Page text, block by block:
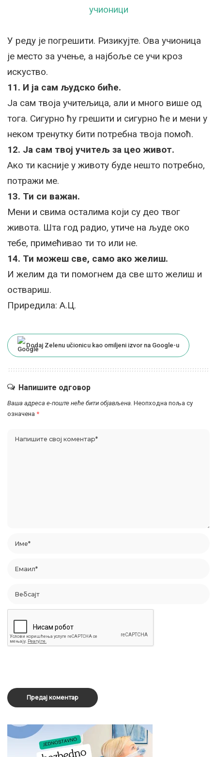
учионици
У реду је погрешити. Ризикујте. Ова учионица
је место за учење, а најбоље се учи кроз
искуство.
11. И ја сам људско биће.
Ја сам твоја учитељица, али и много више од
тога. Сигурно ћу грешити и сигурно ће и мени у
неком тренутку бити потребна твоја помоћ.
12. Ја сам твој учитељ за цео живот.
Ако ти касније у животу буде нешто потребно,
потражи ме.
13. Ти си важан.
Мени и свима осталима који су део твог
живота. Шта год радио, утиче на људе око
тебе, примећивао ти то или не.
14. Ти можеш све, само ако желиш.
И желим да ти помогнем да све што желиш и
оствариш.
Приредила: А.Ц.
Dodaj Zelenu učionicu kao omiljeni izvor na Google-u
Напишите одговор
Ваша адреса е-поште неће бити објављена. Неопходна поља су
означена *